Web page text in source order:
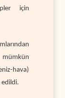
için
mümkün
hava)
edildi.